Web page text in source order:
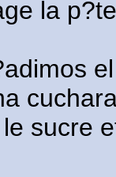
la
sucre